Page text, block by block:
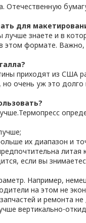
Отечественную
для
знаете и в
этом формате.
приходят из
но очень уж это
их диапазон и
если вы
Например,
на этом не
и ремонта
вертикально-